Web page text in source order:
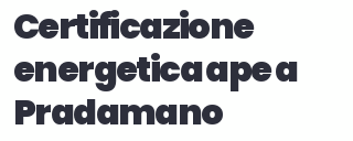
Certificazione
energetica ape a
Pradamano